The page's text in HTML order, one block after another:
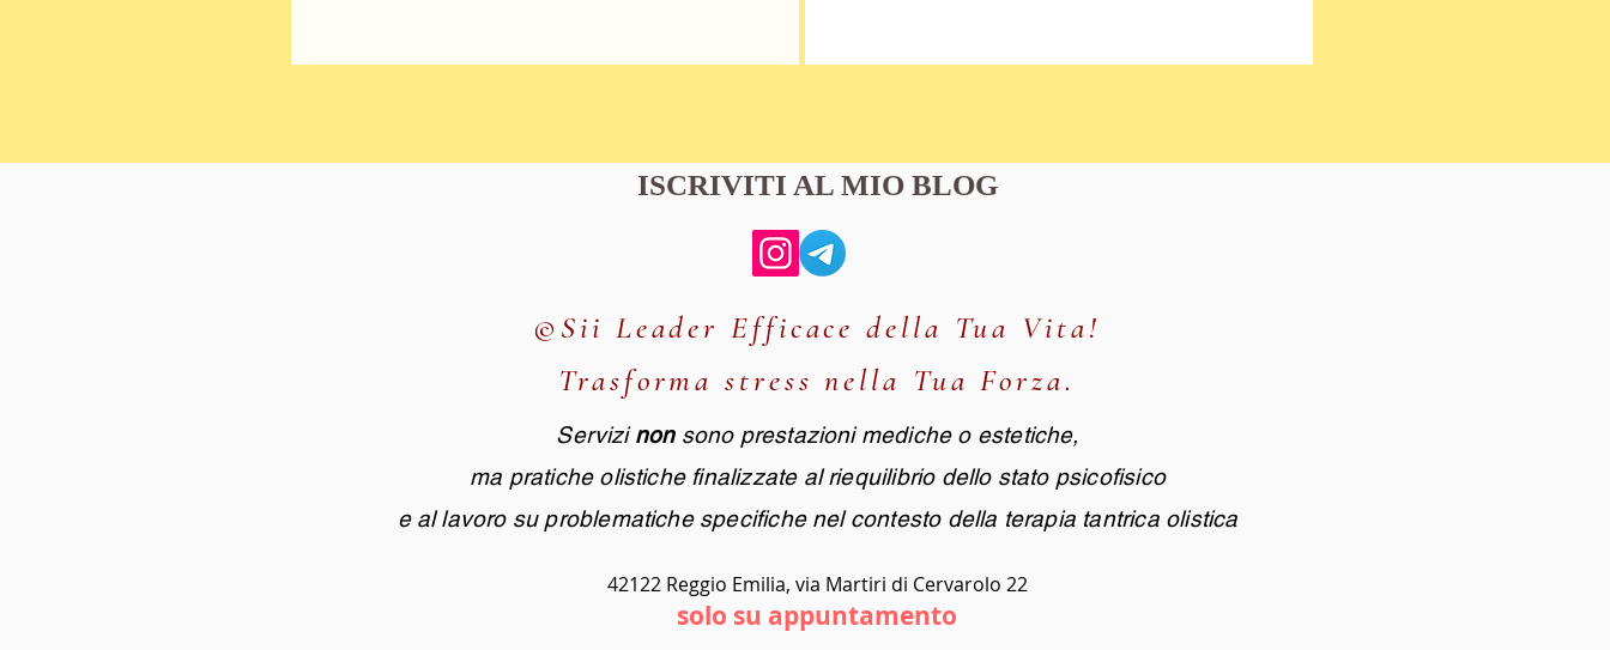
ISCRIVITI AL MIO BLOG
©Sii Leader Efficace della Tua Vita!
Trasforma stress nella Tua Forza.
42122 Reggio Emilia, via Martiri di Cervarolo 22
solo su appuntamento
Servizinon sono prestazioni mediche o estetiche,
ma pratiche olistiche finalizzate al riequilibrio dello stato psicofisico
e al lavoro su problematiche specifiche nel contesto della terapia tantrica olistica